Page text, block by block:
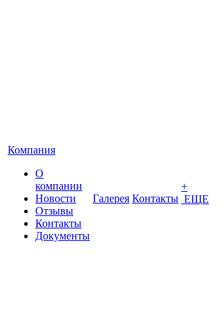
Компания
О
компании
Новости
Отзывы
Контакты
Документы
Галерея Контакты
+
ЕЩЕ